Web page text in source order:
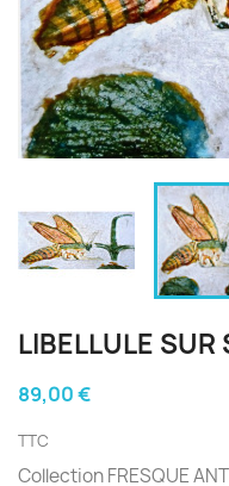
LIBELLULE SUR
89,00 €
TTC
Collection FRESQUE